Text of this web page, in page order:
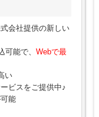
会社提供の新しい
能で、 Webで最
い
ビスをご提供中♪
能